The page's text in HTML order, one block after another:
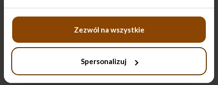
Zezwól na wszystkie
Spersonalizuj
delikatnie głaskać.
Śmierć otulona miłością bliskich daje
możliwość odejścia w spokoju, a także
członków rodziny.